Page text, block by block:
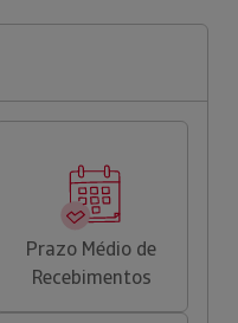
Prazo Médio de
Recebimentos